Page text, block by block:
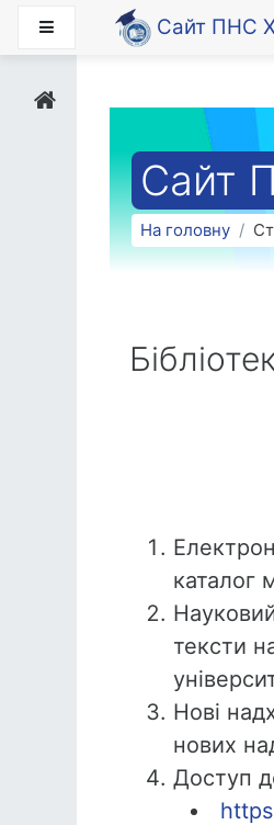
Перейти до головного
Бокова панельСайт ПНС
Сайт
На головну
каталог
тексти
Нові
нових
Доступ